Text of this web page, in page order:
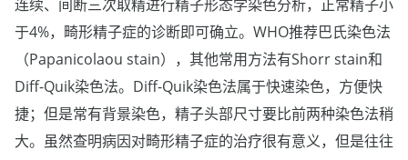
连续、间断三次取精进行精子形态学染色分析，正常精子小
于4%，畸形精子症的诊断即可确立。WHO推荐巴氏染色法
（Papanicolaou stain），其他常用方法有Shorr stain和
Diff-Quik染色法。Diff-Quik染色法属于快速染色，方便快
捷；但是常有背景染色，精子头部尺寸要比前两种染色法稍
大。虽然查明病因对畸形精子症的治疗很有意义，但是往往